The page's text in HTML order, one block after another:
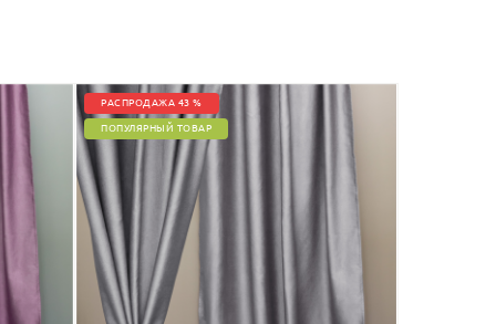
РАСПРОДАЖА 43 %
ПОПУЛЯРНЫЙ ТОВАР